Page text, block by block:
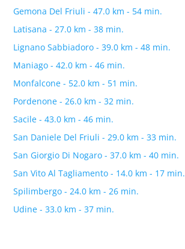
Gemona Del Friuli - 47.0 km - 54 min.
Latisana - 27.0 km - 38 min.
Lignano Sabbiadoro - 39.0 km - 48 min.
Maniago - 42.0 km - 46 min.
Monfalcone - 52.0 km - 51 min.
Pordenone - 26.0 km - 32 min.
Sacile - 43.0 km - 46 min.
San Daniele Del Friuli - 29.0 km - 33 min.
San Giorgio Di Nogaro - 37.0 km - 40 min.
San Vito Al Tagliamento - 14.0 km - 17 min.
Spilimbergo - 24.0 km - 26 min.
Udine - 33.0 km - 37 min.